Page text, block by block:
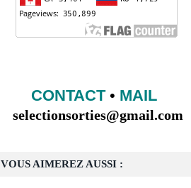
VOUS AIMEREZ AUSSI :
CONTACT• MAIL
selectionsorties@gmail.com